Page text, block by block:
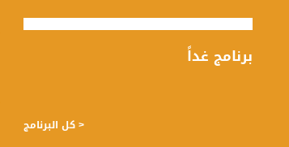
برنامج غداً
< كل البرنامج